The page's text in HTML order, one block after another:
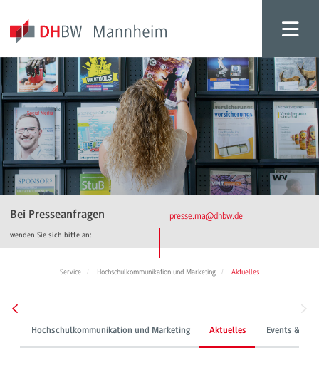
Bei Presseanfragen
wenden Sie sich bitte an:
presse.ma@dhbw.de
Service Hochschulkommunikation und Marketing Aktuelles
Hochschulkommunikation und Marketing Aktuelles Events &